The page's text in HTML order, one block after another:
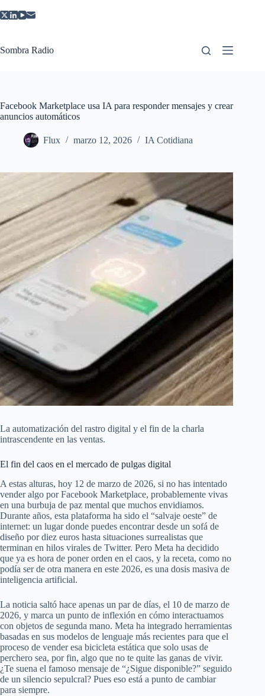
al
Sombra Radio
Facebook Marketplace usa IA para responder mensajes y crear
anuncios automáticos
Flux marzo 12, 2026 IA Cotidiana
La automatización del rastro digital y el fin de la charla
intrascendente en las ventas.
El fin del caos en el mercado de pulgas digital
A estas alturas, hoy 12 de marzo de 2026, si no has intentado
vender algo por Facebook Marketplace, probablemente vivas
en una burbuja de paz mental que muchos envidiamos.
Durante años, esta plataforma ha sido el “salvaje oeste” de
internet: un lugar donde puedes encontrar desde un sofá de
diseño por diez euros hasta situaciones surrealistas que
terminan en hilos virales de Twitter. Pero Meta ha decidido
que ya es hora de poner orden en el caos, y la receta, como no
podía ser de otra manera en este 2026, es una dosis masiva de
inteligencia artificial.
La noticia saltó hace apenas un par de días, el 10 de marzo de
2026, y marca un punto de inflexión en cómo interactuamos
con objetos de segunda mano. Meta ha integrado herramientas
basadas en sus modelos de lenguaje más recientes para que el
proceso de vender esa bicicleta estática que solo usas de
perchero sea, por fin, algo que no te quite las ganas de vivir.
¿Te suena el famoso mensaje de “¿Sigue disponible?” seguido
de un silencio sepulcral? Pues eso está a punto de cambiar
para siempre.